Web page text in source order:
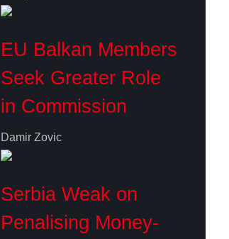
EU Balkan Members
Seek Greater Role
in Commission
Damir Zovic
Serbia Weak on
Penalising Money-